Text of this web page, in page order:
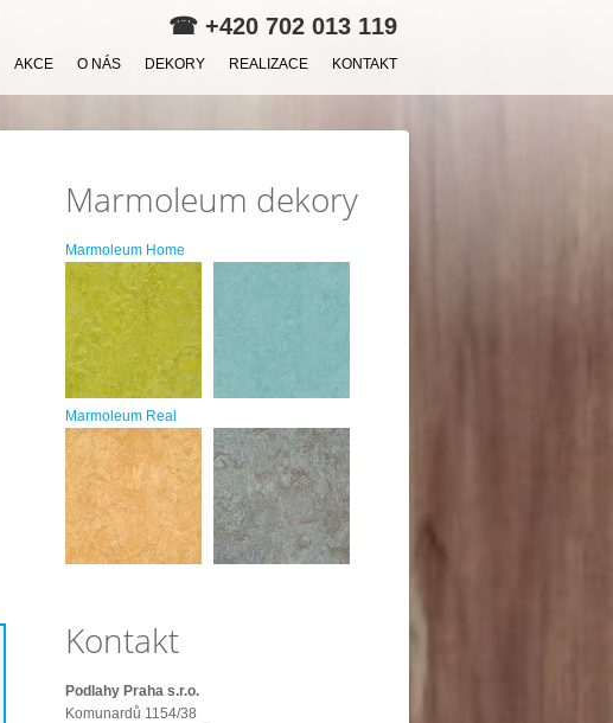
☎ +420 702 013 119
AKCE O NÁS DEKORY REALIZACE KONTAKT
Marmoleum dekory
Marmoleum Home
Marmoleum Real
Kontakt
Podlahy Praha s.r.o.
Komunardů 1154/38